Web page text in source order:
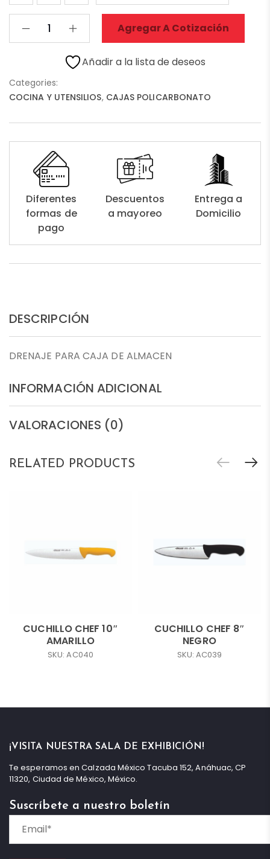
Agregar A Cotización
Añadir a la lista de deseos
Categories:
COCINA Y UTENSILIOS, CAJAS POLICARBONATO
Diferentes
formas de
pago
Descuentos
a mayoreo
Entrega a
Domicilio
DESCRIPCIÓN
DRENAJE PARA CAJA DE ALMACEN
INFORMACIÓN ADICIONAL
VALORACIONES (0)
RELATED PRODUCTS
CUCHILLO CHEF 10″
AMARILLO
SKU: AC040
CUCHILLO CHEF 8″
NEGRO
SKU: AC039
¡VISITA NUESTRA SALA DE EXHIBICIÓN!
Te esperamos en Calzada México Tacuba 152, Anáhuac, CP
11320, Ciudad de México, México.
Suscríbete a nuestro boletín